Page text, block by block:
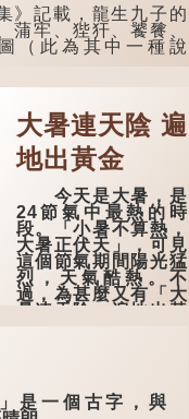
記載，龍生九子的
蒲牢、狴犴、饕餮、
（此為其中一種說
碑座，有「碑下龜...
大暑連天陰 遍
地出黃金
今天是大暑，是
24節氣中最熱的時
段。「小暑不算熱，
大暑正伏天」，可見
這個節氣期間陽光猛
烈，天氣酷熱。不
過，為甚麼又有「大
暑連天陰，遍地出黃
律。《逸周書·時訓
解》記載：「大暑之
一個古字，與